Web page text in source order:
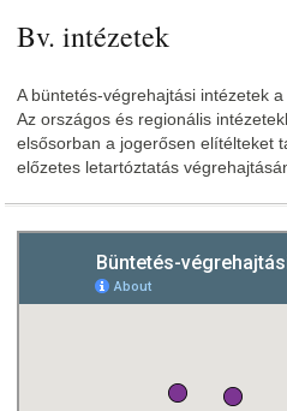
Bv. intézetek
A büntetés-végrehajtási intézetek
Az országos és regionális
elsősorban a jogerősen elítélteket
előzetes letartóztatás